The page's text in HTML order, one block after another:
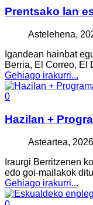
Prentsako lan
Astelehena,
Igandean hainbat
Berria, El Correo, El
Gehiago irakurri...
0
Hazilan +
Asteartea,
Iraurgi Berritzenen
edo goi-mailakok
Gehiago irakurri...